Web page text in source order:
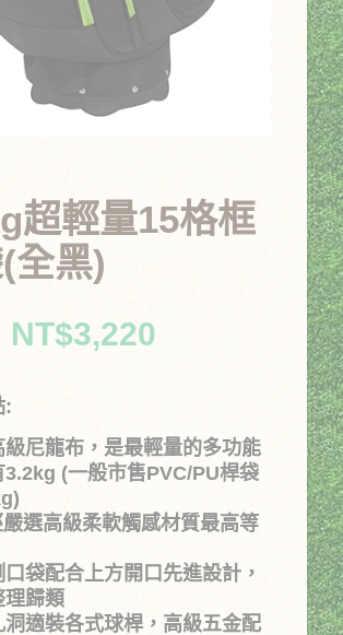
超輕量15格框
全黑)
原
價
格：
NT$4,600。
NT$3,220目
格：
NT$3,220。
:
級尼龍布，是最輕量的多功能
3.2kg (一般市售PVC/PU桿袋
選高級柔軟觸感材質最高等
袋配合上方開口先進設計，
理歸類
洞適裝各式球桿，高級五金配